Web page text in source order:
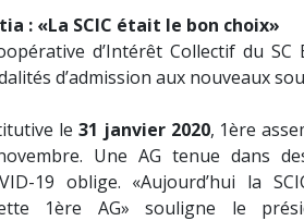
: «La SCIC était le bon choix»
d’Intérêt Collectif du
d’admission aux nouveaux
le 31 janvier 2020, 1ère
Une AG tenue dans
19 oblige. «Aujourd’hui la
1ère AG» souligne le